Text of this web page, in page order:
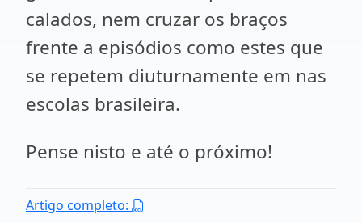
calados, nem cruzar os braços
frente a episódios como estes que
se repetem diuturnamente em nas
escolas brasileira.
Pense nisto e até o próximo!
Artigo completo: